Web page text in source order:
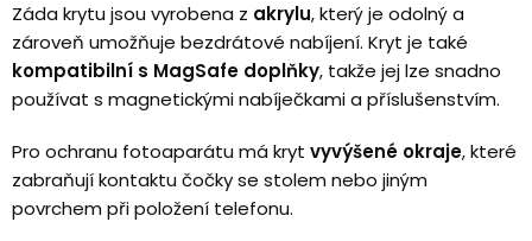
Záda krytu jsou vyrobena z akrylu, který je odolný a
zároveň umožňuje bezdrátové nabíjení. Kryt je také
kompatibilní s MagSafe doplňky, takže jej lze snadno
používat s magnetickými nabíječkami a příslušenstvím.
Pro ochranu fotoaparátu má kryt vyvýšené okraje, které
zabraňují kontaktu čočky se stolem nebo jiným
povrchem při položení telefonu.